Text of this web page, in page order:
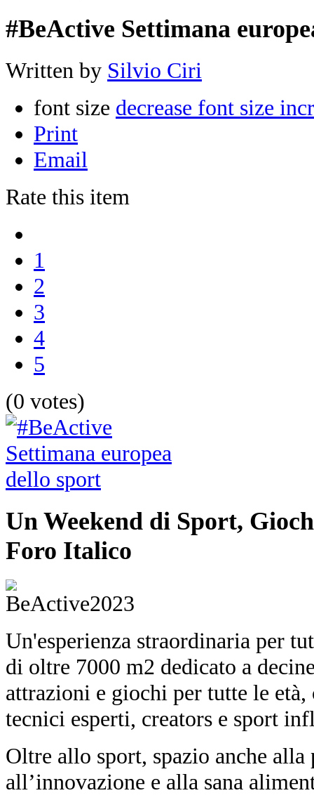
#BeActive Settimana
Written by Silvio Ciri
font size decrease font size
Print
Email
Rate this item
1
2
3
4
5
(0 votes)
Un Weekend di Sport,
Foro Italico
Un'esperienza straordinaria per
di oltre 7000 m2 dedicato a
attrazioni e giochi per tutte le
tecnici esperti, creators e sport
Oltre allo sport, spazio anche
all’innovazione e alla sana